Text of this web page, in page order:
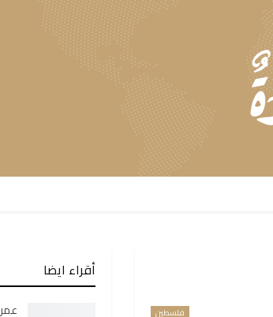
فلسطين
أقراء ايضا